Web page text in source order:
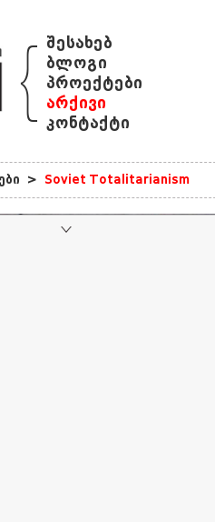
{ შესახებ
ბლოგი
პროექტები
არქივი
კონტაქტი
> Soviet Totalitarianism